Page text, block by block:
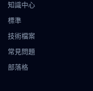
知識中心
標準
技術檔案
常見問題
部落格